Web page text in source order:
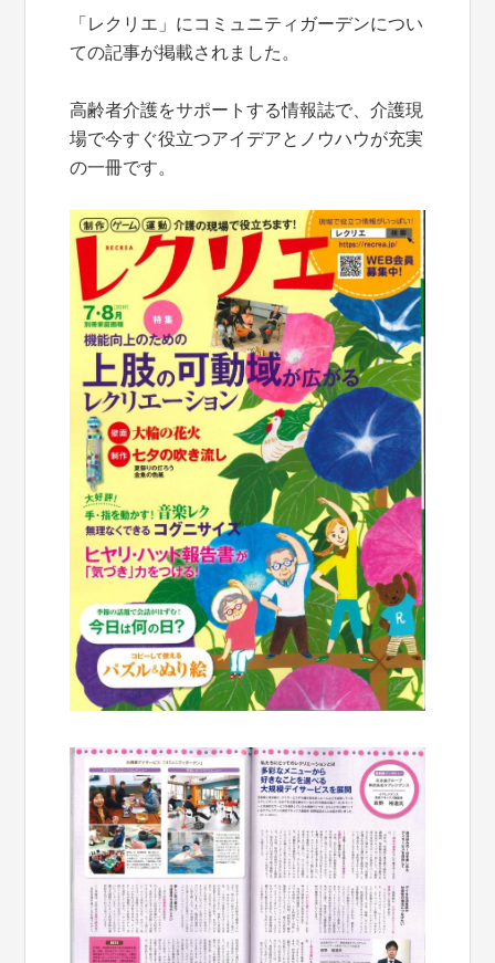
「レクリエ」にコミュニティガーデンについ
ての記事が掲載されました。
高齢者介護をサポートする情報誌で、介護現
場で今すぐ役立つアイデアとノウハウが充実
の一冊です。